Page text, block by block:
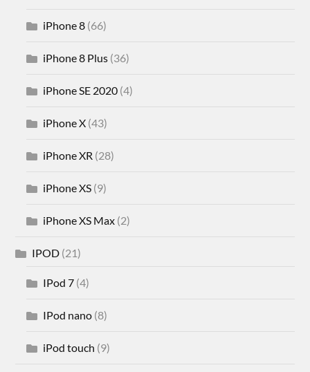
iPhone 8 (66)
iPhone 8 Plus (36)
iPhone SE 2020 (4)
iPhone X (43)
iPhone XR (28)
iPhone XS (9)
iPhone XS Max (2)
IPOD (21)
IPod 7 (4)
IPod nano (8)
iPod touch (9)